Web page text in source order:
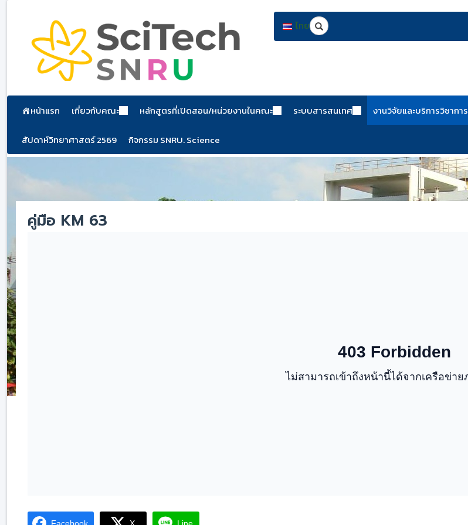
เนื้อหา
ไทยSearch
หน้าแรก เกี่ยวกับคณะ หลักสูตรที่เปิดสอน/หน่วยงานในคณะ ระบบสารสนเทศ งานวิจัยและบริการวิชาการ
สัปดาห์วิทยาศาสตร์ 2569 กิจกรรม SNRU. Science
คู่มือ KM 63